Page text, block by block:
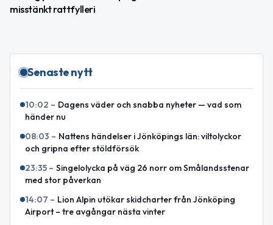
misstänkt rattfylleri
Senaste nytt
10:02 – Dagens väder och snabba nyheter — vad som
händer nu
08:03 – Nattens händelser i Jönköpings län: viltolyckor
och gripna efter stöldförsök
23:35 – Singelolycka på väg 26 norr om Smålandsstenar
med stor påverkan
14:07 – Lion Alpin utökar skidcharter från Jönköping
Airport – tre avgångar nästa vinter